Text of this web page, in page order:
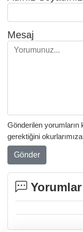
Mesaj
Gönderilen
gerektiğini
Gönder